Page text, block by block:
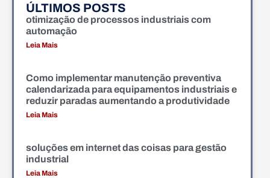
ÚLTIMOS POSTS
otimização de processos industriais com
automação
Leia Mais
Como implementar manutenção preventiva
calendarizada para equipamentos industriais e
reduzir paradas aumentando a produtividade
Leia Mais
soluções em internet das coisas para gestão
industrial
Leia Mais